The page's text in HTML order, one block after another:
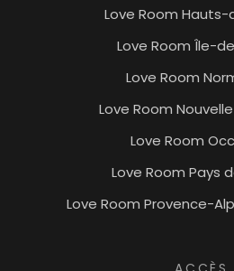
Love Room
Love Room Île-
Love Room
Love Room
Love Room
Love Room Pays
Love Room Provence-